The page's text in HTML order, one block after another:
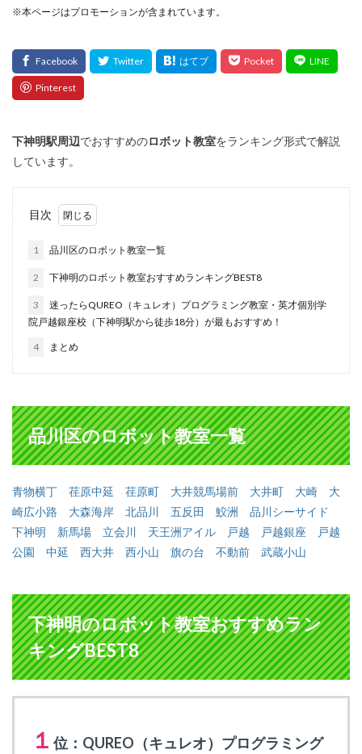
※本ページはプロモーションが含まれています。
下神明駅周辺でおすすめのロボット教室をランキング形式で解説
しています。
目次
1 品川区のロボット教室一覧
2 下神明のロボット教室おすすめランキングBEST8
3
迷ったらQUREO（キュレオ）プログラミング教室・英才個別学
院戸越銀座校（下神明駅から徒歩18分）が最もおすすめ！
4 まとめ
品川区のロボット教室一覧
青物横丁 荏原中延 荏原町 大井競馬場前 大井町 大崎
大
崎広小路
大森海岸 北品川 五反田 鮫洲
品川シーサイド
下神明
新馬場 立会川 天王洲アイル 戸越 戸越銀座
戸越
公園
中延 西大井 西小山 旗の台 不動前 武蔵小山
下神明のロボット教室おすすめラン
キングBEST8
１ 位：QUREO（キュレオ）プログラミング